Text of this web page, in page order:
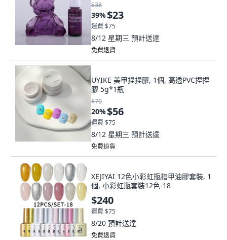
$38
39%$23
運費 $75
8/12 星期三 預計送達
免費退貨
UYIKE 美甲捏捏膠, 1個, 高透PVC捏捏
膠 5g*1瓶
$70
20%$56
運費 $75
8/12 星期三 預計送達
免費退貨
XEJIYAI 12色小彩虹瓶指甲油膠套裝, 1
個, 小彩虹瓶套裝12色-18
$240
運費 $75
8/20 預計送達
免費退貨